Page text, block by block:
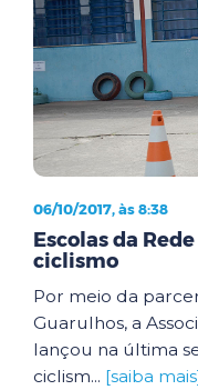
06/10/2017, às 8:38
Escolas da
ciclismo
Por meio da
Guarulhos, a
lançou na última
ciclism... [saiba